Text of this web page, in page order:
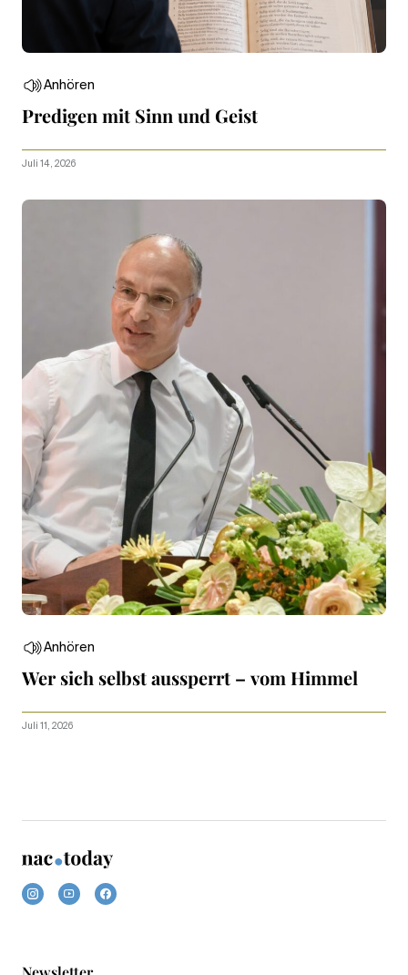
Anhören
Predigen mit Sinn und Geist
Juli 14, 2026
Anhören
Wer sich selbst aussperrt – vom Himmel
Juli 11, 2026